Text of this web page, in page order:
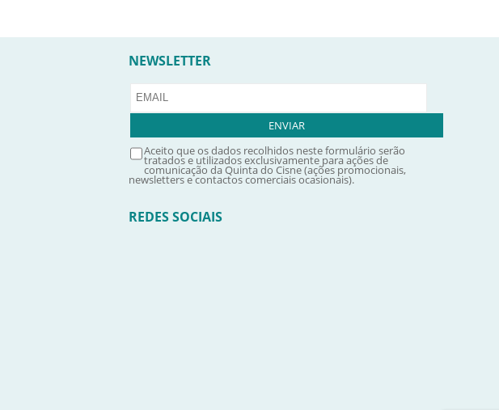
NEWSLETTER
Aceito que os dados recolhidos neste formulário serão
tratados e utilizados exclusivamente para ações de
comunicação da Quinta do Cisne (ações promocionais,
newsletters e contactos comerciais ocasionais).
REDES SOCIAIS